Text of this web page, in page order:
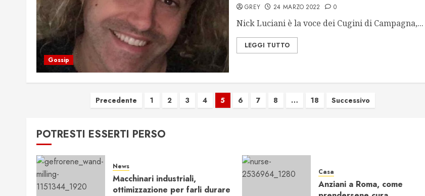
Gossip
GREY 24 MARZO 2022 0
Nick Luciani è la voce dei Cugini di Campagna,...
LEGGI TUTTO
Paginazione
articoli
Precedente 1 2 3 4 5 6 7 8 … 18 Successivo
POTRESTI ESSERTI PERSO
News
Macchinari industriali,
ottimizzazione per farli durare
Casa
Anziani a Roma, come